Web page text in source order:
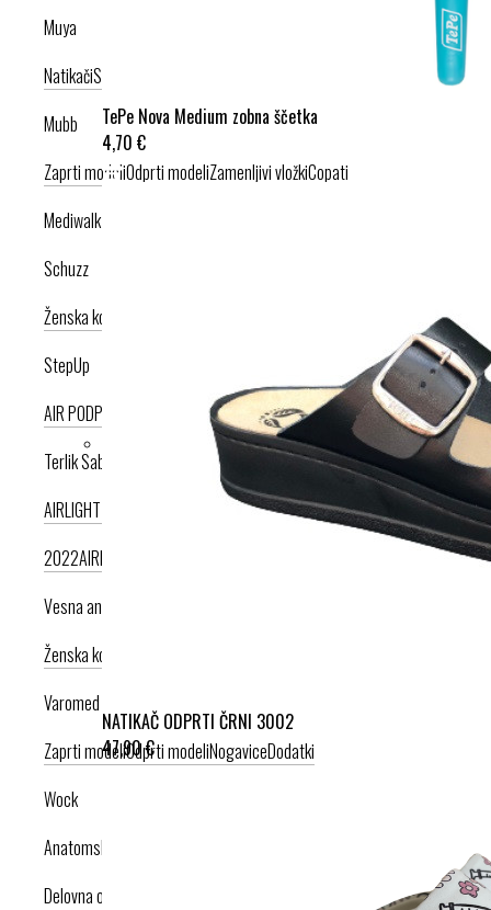
TePe Nova Medium zobna ščetka
4,70 €
NATIKAČ ODPRTI ČRNI 3002
47,90 €
Muya
NatikačiSrednje visoka peta
Mubb
Zaprti modeliOdprti modeliZamenljivi vložkiCopati
Mediwalk
Schuzz
Ženska kolekcija
StepUp
AIR PODPLAT
AIRLIGHT PODPLAT
Terlik Sabo
AIRLIGHT PODPLAT II. NOVI
AIRLIGHT PODPLAT I. PRODUKT LETA
2022AIRLIGHT PODPLAT I. KRIŽNI PAŠČEK
Vesna anatomic
Ženska kolekcija
Varomed
Zaprti modeliOdprti modeliNogaviceDodatki
Wock
Anatomska obutev
Delovna obutev s certifikatom